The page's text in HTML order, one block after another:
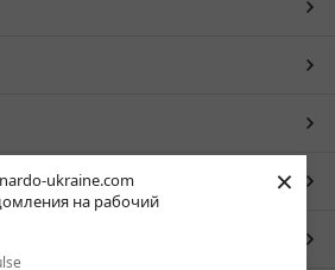
ukraine.com
на рабочий
×